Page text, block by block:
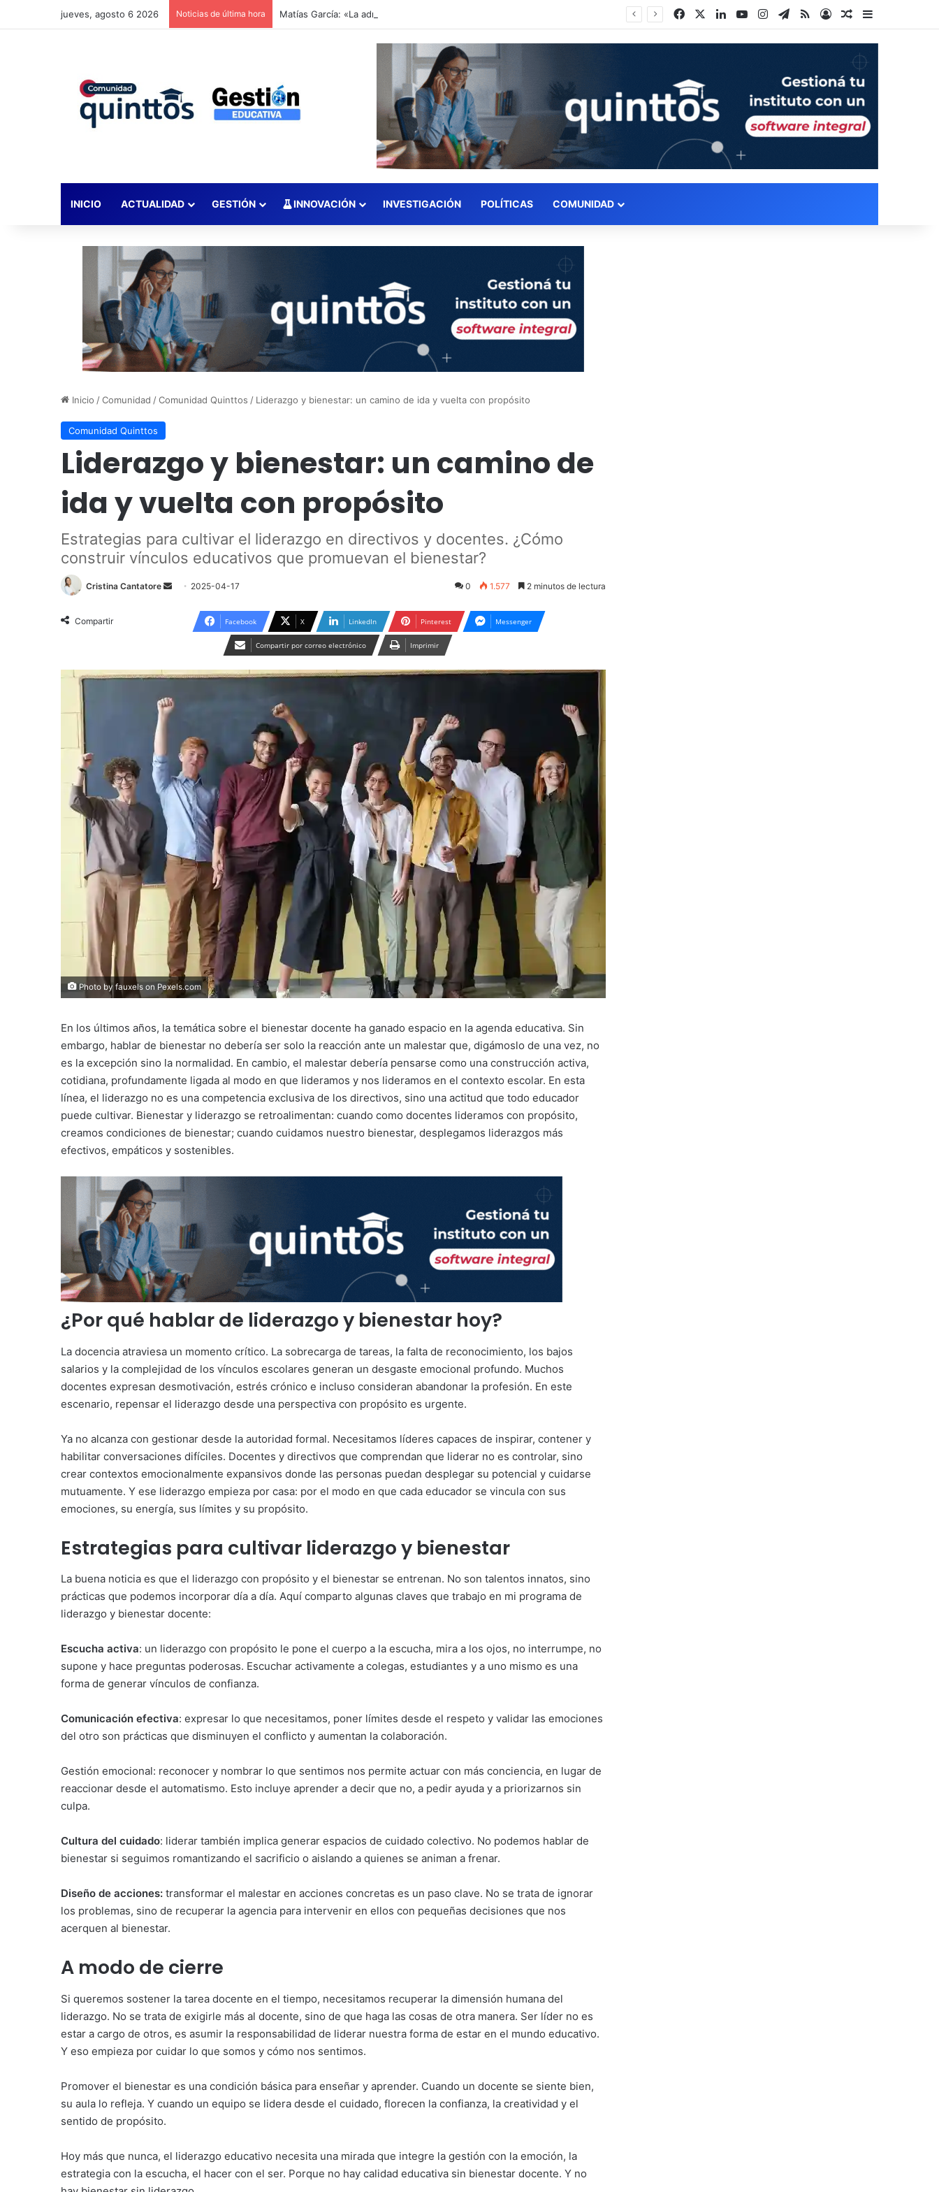
jueves, agosto 6 2026 Noticias de última hora FacebookLinkedInYouTubeInstagram
Telegram
RSSAccesoPublicación al
Barra lateral
INICIO ACTUALIDAD GESTIÓN INNOVACIÓN INVESTIGACIÓN POLÍTICAS COMUNIDAD
Inicio /Comunidad /Comunidad Quinttos / Liderazgo y bienestar: un camino de ida y vuelta con propósito
Comunidad Quinttos
Liderazgo y bienestar: un camino de
ida y vuelta con propósito
Estrategias para cultivar el liderazgo en directivos y docentes. ¿Cómo
construir vínculos educativos que promuevan el bienestar?
Cristina Cantatore
Send 2025-04-17 0 1.577 2 minutos de lectura
Compartir Facebook X LinkedIn Pinterest Messenger
Compartir por correo electrónico Imprimir
Photo by fauxels on Pexels.com
En los últimos años, la temática sobre el bienestar docente ha ganado espacio en la agenda educativa. Sin
embargo, hablar de bienestar no debería ser solo la reacción ante un malestar que, digámoslo de una vez, no
es la excepción sino la normalidad. En cambio, el malestar debería pensarse como una construcción activa,
cotidiana, profundamente ligada al modo en que lideramos y nos lideramos en el contexto escolar. En esta
línea, el liderazgo no es una competencia exclusiva de los directivos, sino una actitud que todo educador
puede cultivar. Bienestar y liderazgo se retroalimentan: cuando como docentes lideramos con propósito,
creamos condiciones de bienestar; cuando cuidamos nuestro bienestar, desplegamos liderazgos más
efectivos, empáticos y sostenibles.
¿Por qué hablar de liderazgo y bienestar hoy?
La docencia atraviesa un momento crítico. La sobrecarga de tareas, la falta de reconocimiento, los bajos
salarios y la complejidad de los vínculos escolares generan un desgaste emocional profundo. Muchos
docentes expresan desmotivación, estrés crónico e incluso consideran abandonar la profesión. En este
escenario, repensar el liderazgo desde una perspectiva con propósito es urgente.
Ya no alcanza con gestionar desde la autoridad formal. Necesitamos líderes capaces de inspirar, contener y
habilitar conversaciones difíciles. Docentes y directivos que comprendan que liderar no es controlar, sino
crear contextos emocionalmente expansivos donde las personas puedan desplegar su potencial y cuidarse
mutuamente. Y ese liderazgo empieza por casa: por el modo en que cada educador se vincula con sus
emociones, su energía, sus límites y su propósito.
Estrategias para cultivar liderazgo y bienestar
La buena noticia es que el liderazgo con propósito y el bienestar se entrenan. No son talentos innatos, sino
prácticas que podemos incorporar día a día. Aquí comparto algunas claves que trabajo en mi programa de
liderazgo y bienestar docente:
Escucha activa: un liderazgo con propósito le pone el cuerpo a la escucha, mira a los ojos, no interrumpe, no
supone y hace preguntas poderosas. Escuchar activamente a colegas, estudiantes y a uno mismo es una
forma de generar vínculos de confianza.
Comunicación efectiva: expresar lo que necesitamos, poner límites desde el respeto y validar las emociones
del otro son prácticas que disminuyen el conflicto y aumentan la colaboración.
Gestión emocional: reconocer y nombrar lo que sentimos nos permite actuar con más conciencia, en lugar de
reaccionar desde el automatismo. Esto incluye aprender a decir que no, a pedir ayuda y a priorizarnos sin
culpa.
Cultura del cuidado: liderar también implica generar espacios de cuidado colectivo. No podemos hablar de
bienestar si seguimos romantizando el sacrificio o aislando a quienes se animan a frenar.
Diseño de acciones: transformar el malestar en acciones concretas es un paso clave. No se trata de ignorar
los problemas, sino de recuperar la agencia para intervenir en ellos con pequeñas decisiones que nos
acerquen al bienestar.
A modo de cierre
Si queremos sostener la tarea docente en el tiempo, necesitamos recuperar la dimensión humana del
liderazgo. No se trata de exigirle más al docente, sino de que haga las cosas de otra manera. Ser líder no es
estar a cargo de otros, es asumir la responsabilidad de liderar nuestra forma de estar en el mundo educativo.
Y eso empieza por cuidar lo que somos y cómo nos sentimos.
Promover el bienestar es una condición básica para enseñar y aprender. Cuando un docente se siente bien,
su aula lo refleja. Y cuando un equipo se lidera desde el cuidado, florecen la confianza, la creatividad y el
sentido de propósito.
Hoy más que nunca, el liderazgo educativo necesita una mirada que integre la gestión con la emoción, la
estrategia con la escucha, el hacer con el ser. Porque no hay calidad educativa sin bienestar docente. Y no